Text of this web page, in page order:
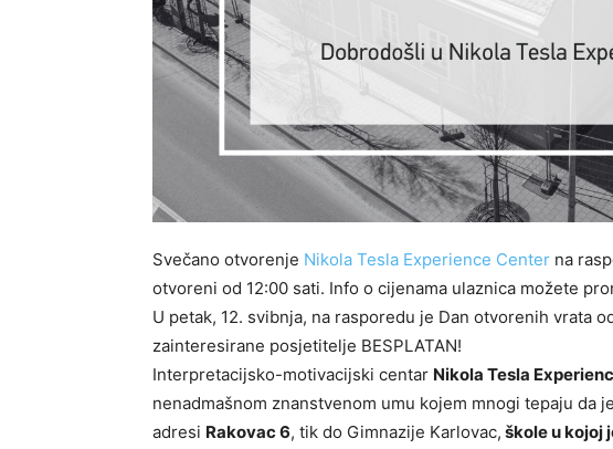
Svečano otvorenje Nikola Tesla Experience Center na
otvoreni od 12:00 sati. Info o cijenama ulaznica možete
U petak, 12. svibnja, na rasporedu je Dan otvorenih vrata
zainteresirane posjetitelje BESPLATAN!
Interpretacijsko-motivacijski centar Nikola Tesla
nenadmašnom znanstvenom umu kojem mnogi tepaju da
adresi Rakovac 6, tik do Gimnazije Karlovac, škole ukojoj